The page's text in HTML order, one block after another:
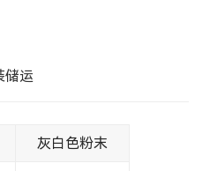
储运
灰白色粉末